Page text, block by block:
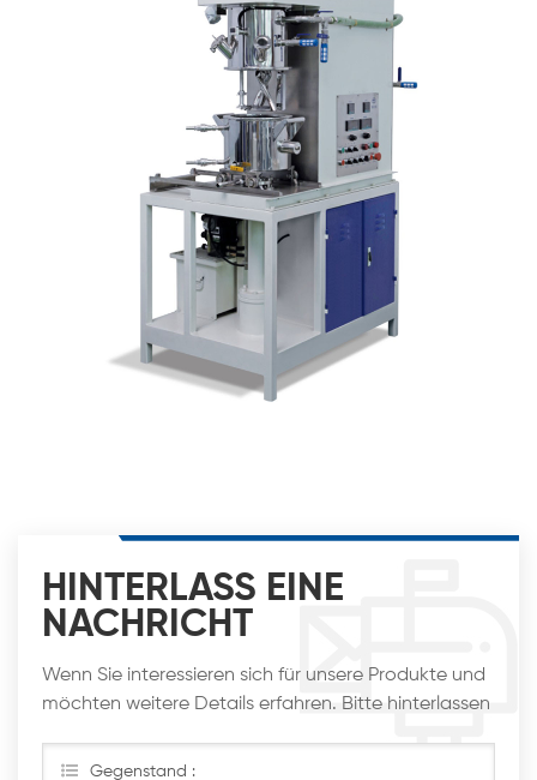
HINTERLASS EINE
NACHRICHT
Wenn Sie interessieren sich für unsere Produkte und
möchten weitere Details erfahren. Bitte hinterlassen
wie möglich antworten
Gegenstand :